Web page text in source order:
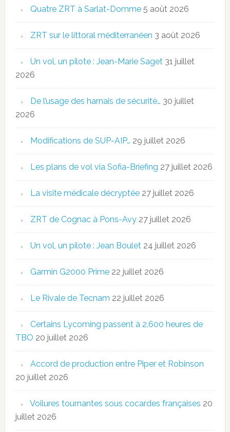
Quatre ZRT à Sarlat-Domme 5 août 2026
ZRT sur le littoral méditerranéen 3 août 2026
Un vol, un pilote : Jean-Marie Saget 31 juillet
2026
De l’usage des harnais de sécurité… 30 juillet
2026
Modifications de SUP-AIP… 29 juillet 2026
Les plans de vol via Sofia-Briefing 27 juillet 2026
La visite médicale décryptée 27 juillet 2026
ZRT de Cognac à Pons-Avy 27 juillet 2026
Un vol, un pilote : Jean Boulet 24 juillet 2026
Garmin G2000 Prime 22 juillet 2026
Le Rivale de Tecnam 22 juillet 2026
Certains Lycoming passent à 2.600 heures de
TBO 20 juillet 2026
Accord de production entre Piper et Robinson
20 juillet 2026
Voilures tournantes sous cocardes françaises 20
juillet 2026